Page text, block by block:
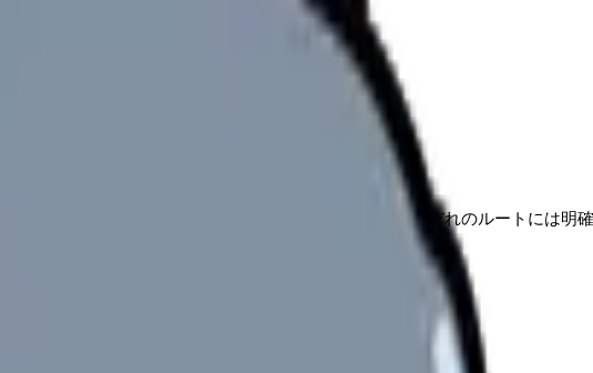
性によっては 1000 万円超も現実的です. ただし、それぞれのルートには明